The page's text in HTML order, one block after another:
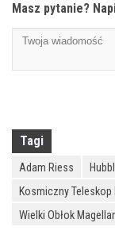
Masz pytanie?
Tagi
Adam Riess
Kosmiczny Teleskop
Wielki Obłok